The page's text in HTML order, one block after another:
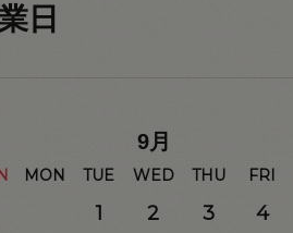
日
9月
MON TUE WED THU FRI
1 2 3 4